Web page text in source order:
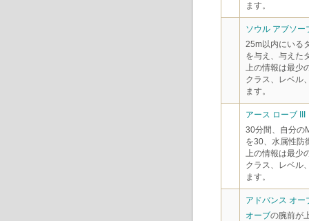
ます。
ソウル アブソー
25m以内にいる
を与え、与えた
上の情報は最少
クラス、レベル
ます。
アース ローブ III
30分間、自分の
を30、水属性防
上の情報は最少
クラス、レベル
ます。
アドバンス オー
オーブの腕前が